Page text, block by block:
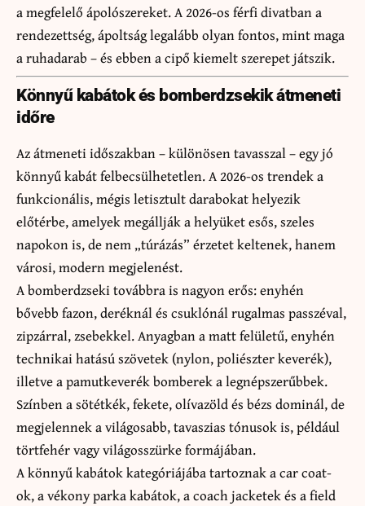
a megfelelő ápolószereket. A 2026-os férfi divatban a
rendezettség, ápoltság legalább olyan fontos, mint maga
a ruhadarab – és ebben a cipő kiemelt szerepet játszik.
Könnyű kabátok és bomberdzsekik átmeneti
időre
Az átmeneti időszakban – különösen tavasszal – egy jó
könnyű kabát felbecsülhetetlen. A 2026-os trendek a
funkcionális, mégis letisztult darabokat helyezik
előtérbe, amelyek megállják a helyüket esős, szeles
napokon is, de nem „túrázás” érzetet keltenek, hanem
városi, modern megjelenést.
A bomberdzseki továbbra is nagyon erős: enyhén
bővebb fazon, deréknál és csuklónál rugalmas passzéval,
zipzárral, zsebekkel. Anyagban a matt felületű, enyhén
technikai hatású szövetek (nylon, poliészter keverék),
illetve a pamutkeverék bomberek a legnépszerűbbek.
Színben a sötétkék, fekete, olívazöld és bézs dominál, de
megjelennek a világosabb, tavaszias tónusok is, például
törtfehér vagy világosszürke formájában.
A könnyű kabátok kategóriájába tartoznak a car coat-
ok, a vékony parka kabátok, a coach jacketek és a field